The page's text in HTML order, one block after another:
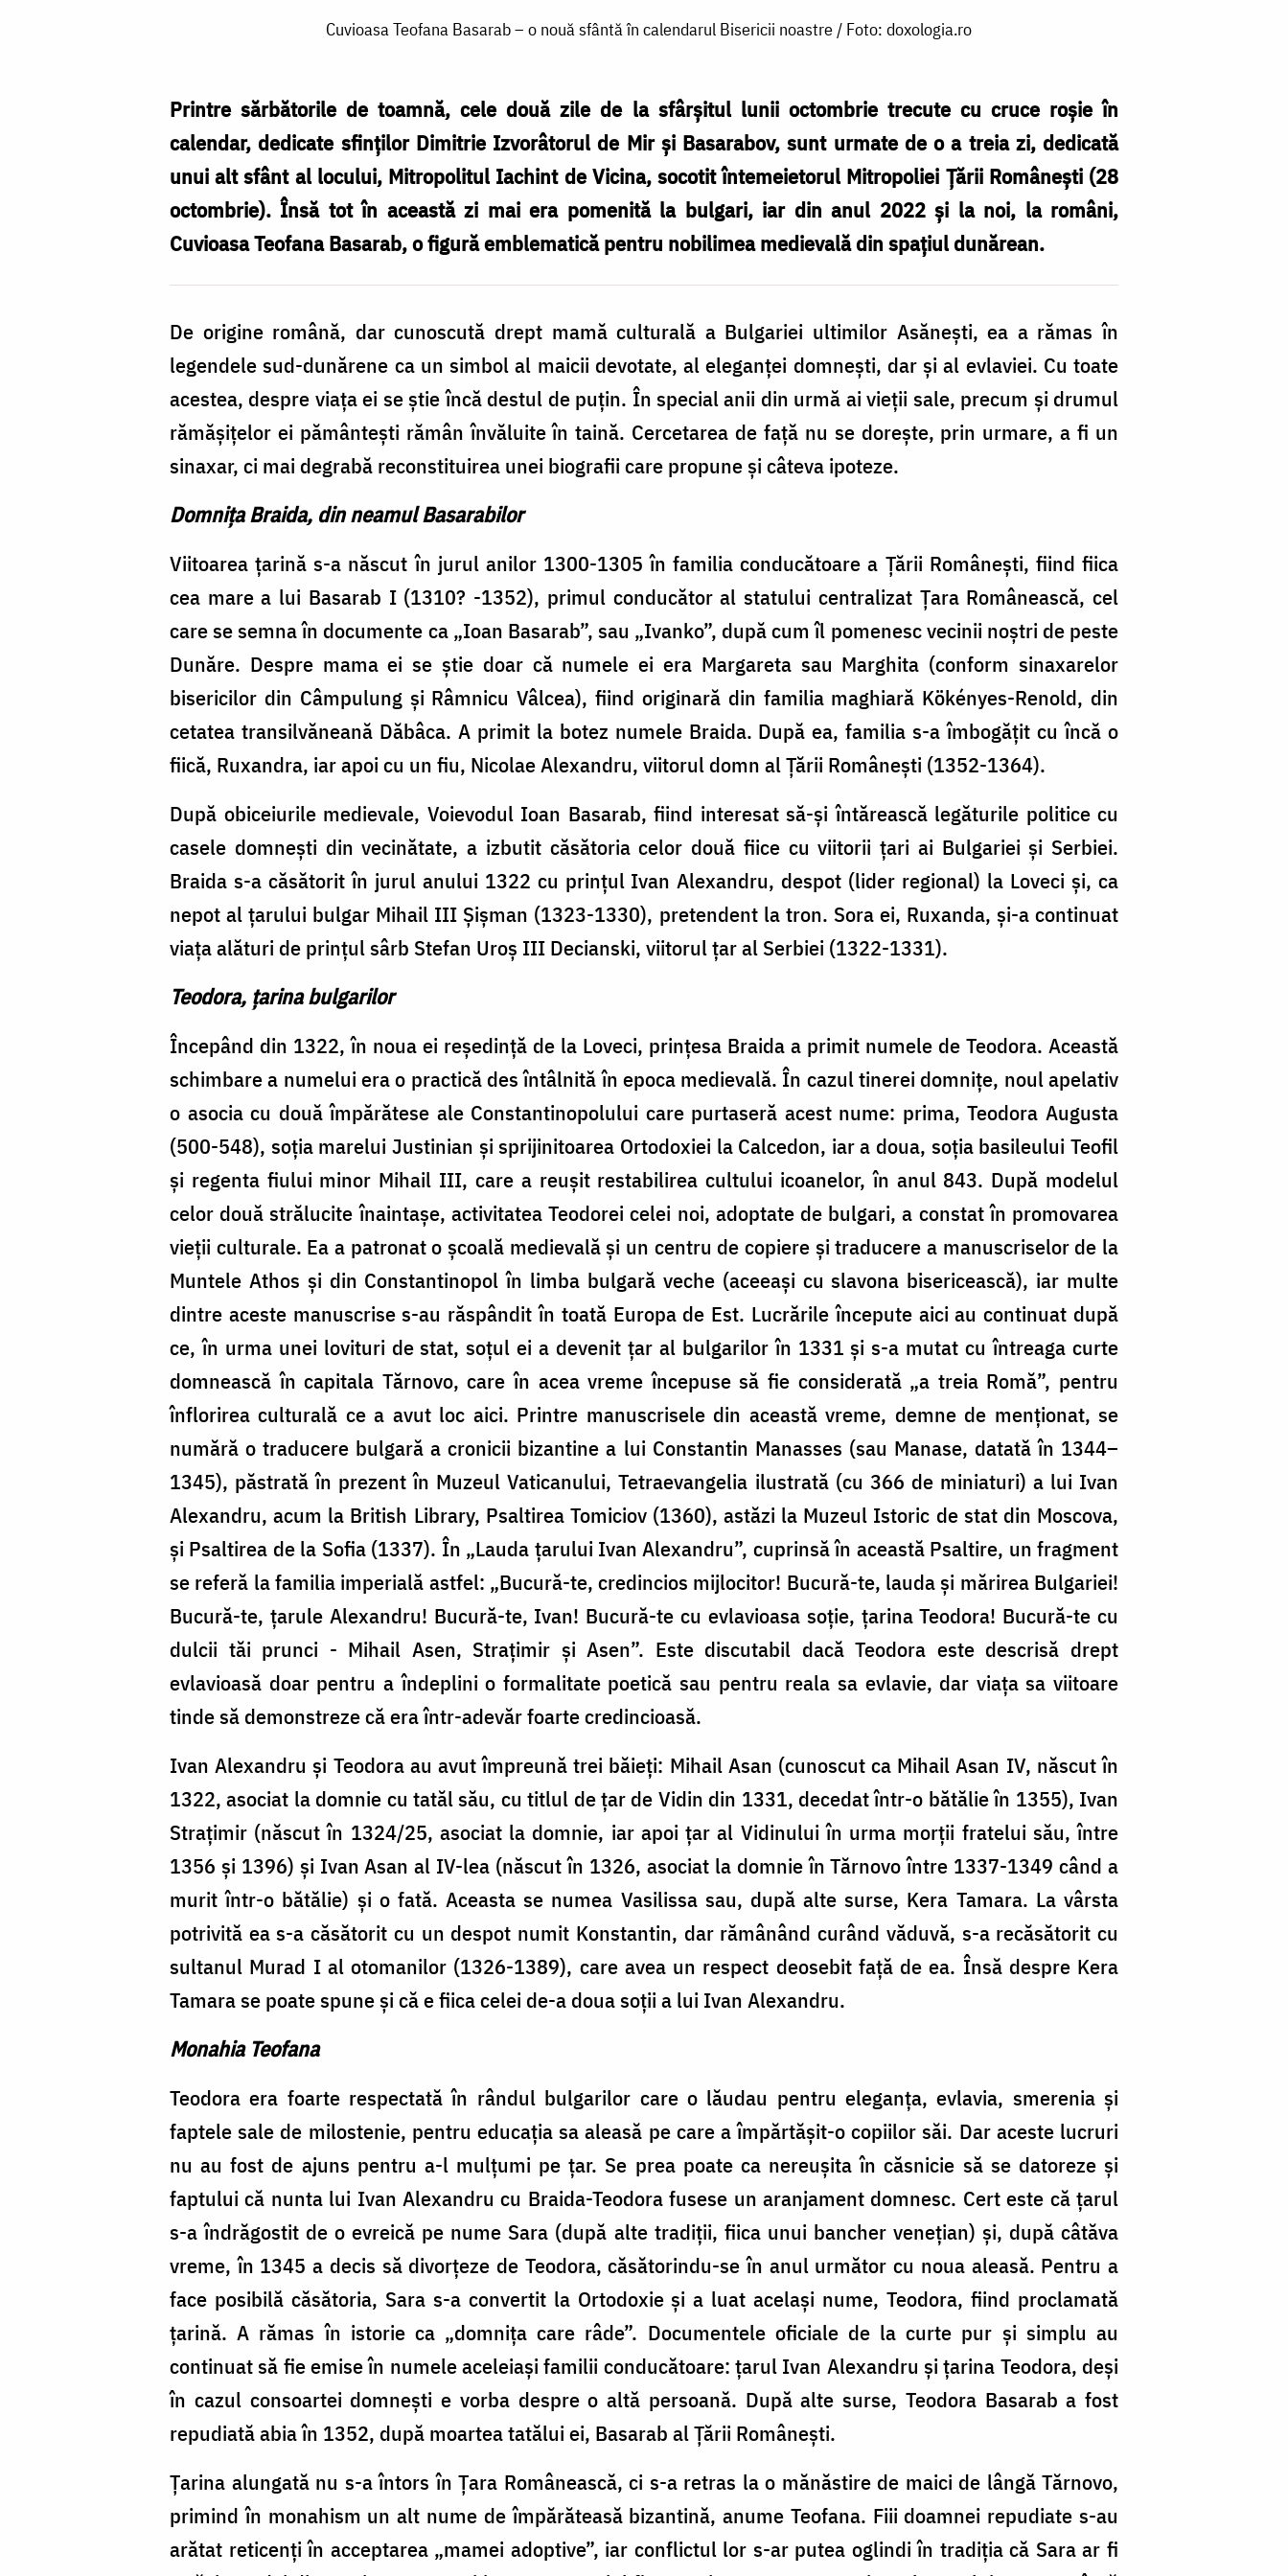
Cuvioasa Teofana Basarab – o nouă sfântă în calendarul Bisericii noastre / Foto: doxologia.ro
Printre sărbătorile de toamnă, cele două zile de la sfârșitul lunii octombrie trecute cu cruce roșie în
calendar, dedicate sfinților Dimitrie Izvorâtorul de Mir și Basarabov, sunt urmate de o a treia zi, dedicată
unui alt sfânt al locului, Mitropolitul Iachint de Vicina, socotit întemeietorul Mitropoliei Țării Românești (28
octombrie). Însă tot în această zi mai era pomenită la bulgari, iar din anul 2022 și la noi, la români,
Cuvioasa Teofana Basarab, o figură emblematică pentru nobilimea medievală din spațiul dunărean.
De origine română, dar cunoscută drept mamă culturală a Bulgariei ultimilor Asănești, ea a rămas în
legendele sud-dunărene ca un simbol al maicii devotate, al eleganței domnești, dar și al evlaviei. Cu toate
acestea, despre viața ei se știe încă destul de puțin. În special anii din urmă ai vieții sale, precum și drumul
rămășițelor ei pământești rămân învăluite în taină. Cercetarea de față nu se dorește, prin urmare, a fi un
sinaxar, ci mai degrabă reconstituirea unei biografii care propune și câteva ipoteze.
Domnița Braida, din neamul Basarabilor
Viitoarea țarină s-a născut în jurul anilor 1300-1305 în familia conducătoare a Țării Românești, fiind fiica
cea mare a lui Basarab I (1310? -1352), primul conducător al statului centralizat Țara Românească, cel
care se semna în documente ca „Ioan Basarab”, sau „Ivanko”, după cum îl pomenesc vecinii noștri de peste
Dunăre. Despre mama ei se știe doar că numele ei era Margareta sau Marghita (conform sinaxarelor
bisericilor din Câmpulung și Râmnicu Vâlcea), fiind originară din familia maghiară Kökényes-Renold, din
cetatea transilvăneană Dăbâca. A primit la botez numele Braida. După ea, familia s-a îmbogățit cu încă o
fiică, Ruxandra, iar apoi cu un fiu, Nicolae Alexandru, viitorul domn al Țării Românești (1352-1364).
După obiceiurile medievale, Voievodul Ioan Basarab, fiind interesat să-și întărească legăturile politice cu
casele domnești din vecinătate, a izbutit căsătoria celor două fiice cu viitorii țari ai Bulgariei și Serbiei.
Braida s-a căsătorit în jurul anului 1322 cu prințul Ivan Alexandru, despot (lider regional) la Loveci și, ca
nepot al țarului bulgar Mihail III Șișman (1323-1330), pretendent la tron. Sora ei, Ruxanda, și-a continuat
viața alături de prințul sârb Stefan Uroș III Decianski, viitorul țar al Serbiei (1322-1331).
Teodora, țarina bulgarilor
Începând din 1322, în noua ei reședință de la Loveci, prințesa Braida a primit numele de Teodora. Această
schimbare a numelui era o practică des întâlnită în epoca medievală. În cazul tinerei domnițe, noul apelativ
o asocia cu două împărătese ale Constantinopolului care purtaseră acest nume: prima, Teodora Augusta
(500-548), soția marelui Justinian și sprijinitoarea Ortodoxiei la Calcedon, iar a doua, soția basileului Teofil
și regenta fiului minor Mihail III, care a reușit restabilirea cultului icoanelor, în anul 843. După modelul
celor două strălucite înaintașe, activitatea Teodorei celei noi, adoptate de bulgari, a constat în promovarea
vieții culturale. Ea a patronat o școală medievală și un centru de copiere și traducere a manuscriselor de la
Muntele Athos și din Constantinopol în limba bulgară veche (aceeași cu slavona bisericească), iar multe
dintre aceste manuscrise s-au răspândit în toată Europa de Est. Lucrările începute aici au continuat după
ce, în urma unei lovituri de stat, soțul ei a devenit țar al bulgarilor în 1331 și s-a mutat cu întreaga curte
domnească în capitala Tărnovo, care în acea vreme începuse să fie considerată „a treia Romă”, pentru
înflorirea culturală ce a avut loc aici. Printre manuscrisele din această vreme, demne de menționat, se
numără o traducere bulgară a cronicii bizantine a lui Constantin Manasses (sau Manase, datată în 1344–
1345), păstrată în prezent în Muzeul Vaticanului, Tetraevangelia ilustrată (cu 366 de miniaturi) a lui Ivan
Alexandru, acum la British Library, Psaltirea Tomiciov (1360), astăzi la Muzeul Istoric de stat din Moscova,
și Psaltirea de la Sofia (1337). În „Lauda țarului Ivan Alexandru”, cuprinsă în această Psaltire, un fragment
se referă la familia imperială astfel: „Bucură-te, credincios mijlocitor! Bucură-te, lauda și mărirea Bulgariei!
Bucură-te, țarule Alexandru! Bucură-te, Ivan! Bucură-te cu evlavioasa soție, țarina Teodora! Bucură-te cu
dulcii tăi prunci - Mihail Asen, Strațimir și Asen”. Este discutabil dacă Teodora este descrisă drept
evlavioasă doar pentru a îndeplini o formalitate poetică sau pentru reala sa evlavie, dar viața sa viitoare
tinde să demonstreze că era într-adevăr foarte credincioasă.
Ivan Alexandru și Teodora au avut împreună trei băieți: Mihail Asan (cunoscut ca Mihail Asan IV, născut în
1322, asociat la domnie cu tatăl său, cu titlul de țar de Vidin din 1331, decedat într-o bătălie în 1355), Ivan
Strațimir (născut în 1324/25, asociat la domnie, iar apoi țar al Vidinului în urma morții fratelui său, între
1356 și 1396) și Ivan Asan al IV-lea (născut în 1326, asociat la domnie în Tărnovo între 1337-1349 când a
murit într-o bătălie) și o fată. Aceasta se numea Vasilissa sau, după alte surse, Kera Tamara. La vârsta
potrivită ea s-a căsătorit cu un despot numit Konstantin, dar rămânând curând văduvă, s-a recăsătorit cu
sultanul Murad I al otomanilor (1326-1389), care avea un respect deosebit față de ea. Însă despre Kera
Tamara se poate spune și că e fiica celei de-a doua soții a lui Ivan Alexandru.
Monahia Teofana
Teodora era foarte respectată în rândul bulgarilor care o lăudau pentru eleganța, evlavia, smerenia și
faptele sale de milostenie, pentru educația sa aleasă pe care a împărtășit-o copiilor săi. Dar aceste lucruri
nu au fost de ajuns pentru a-l mulțumi pe țar. Se prea poate ca nereușita în căsnicie să se datoreze și
faptului că nunta lui Ivan Alexandru cu Braida-Teodora fusese un aranjament domnesc. Cert este că țarul
s-a îndrăgostit de o evreică pe nume Sara (după alte tradiții, fiica unui bancher venețian) și, după câtăva
vreme, în 1345 a decis să divorțeze de Teodora, căsătorindu-se în anul următor cu noua aleasă. Pentru a
face posibilă căsătoria, Sara s-a convertit la Ortodoxie și a luat același nume, Teodora, fiind proclamată
țarină. A rămas în istorie ca „domnița care râde”. Documentele oficiale de la curte pur și simplu au
continuat să fie emise în numele aceleiași familii conducătoare: țarul Ivan Alexandru și țarina Teodora, deși
în cazul consoartei domnești e vorba despre o altă persoană. După alte surse, Teodora Basarab a fost
repudiată abia în 1352, după moartea tatălui ei, Basarab al Țării Românești.
Țarina alungată nu s-a întors în Țara Românească, ci s-a retras la o mănăstire de maici de lângă Tărnovo,
primind în monahism un alt nume de împărăteasă bizantină, anume Teofana. Fiii doamnei repudiate s-au
arătat reticenți în acceptarea „mamei adoptive”, iar conflictul lor s-ar putea oglindi în tradiția că Sara ar fi